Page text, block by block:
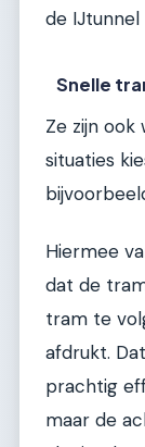
de IJtunnel
Snelle
Ze zijn ook
situaties
Hiermee
dat de
tram te
afdrukt.
prachtig
maar de